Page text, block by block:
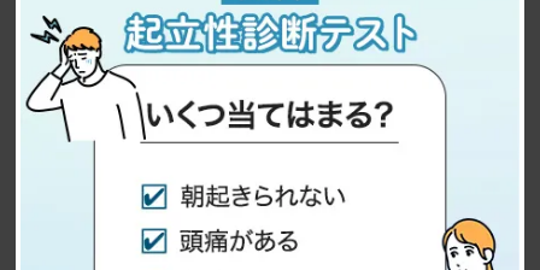
・起立性調節障害の子供に親ができること・治療
法・治った方の事例
・起立性調節障害が治った人の声